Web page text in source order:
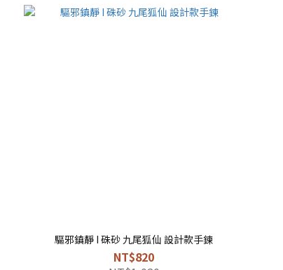
驅邪鎮靜 I 硃砂 九尾狐仙 設計款手鍊
NT$820